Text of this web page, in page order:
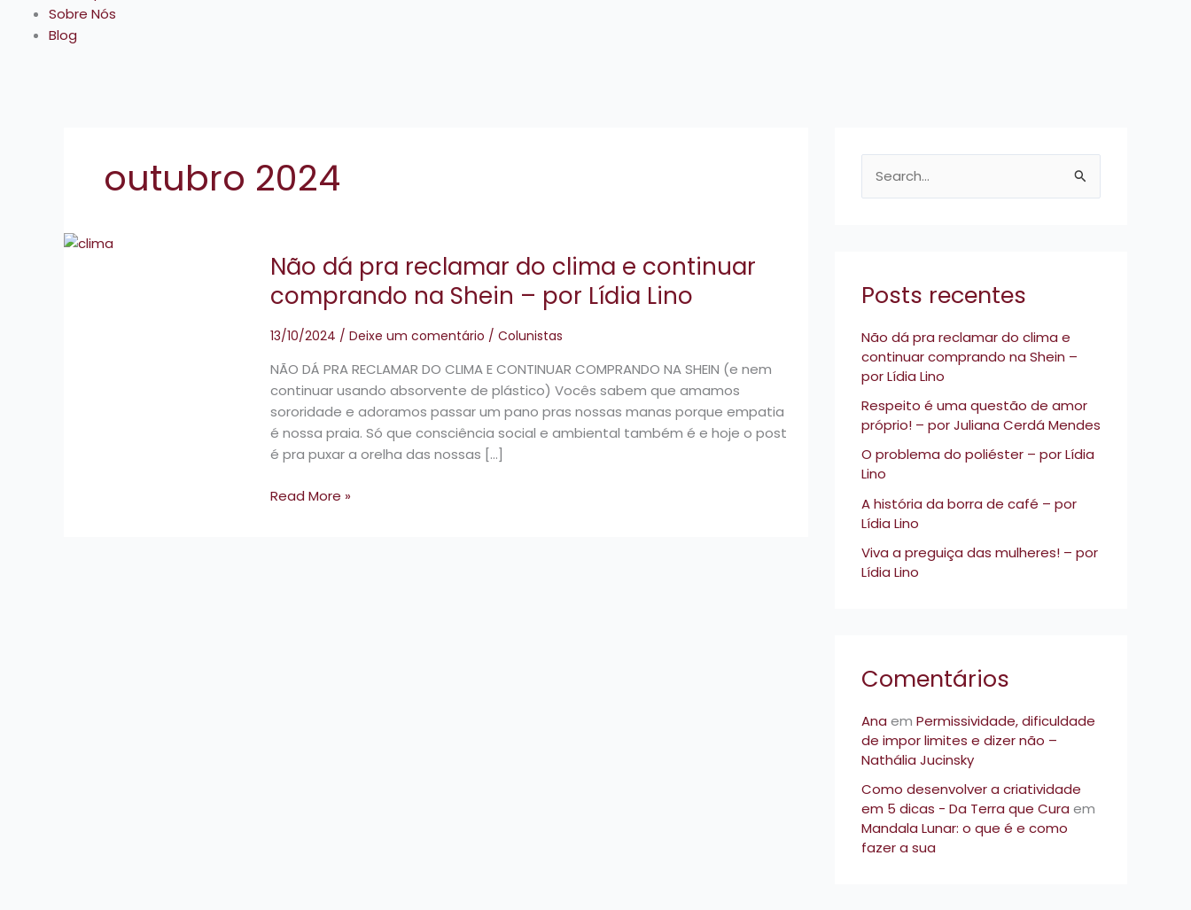
Sobre Nós
Blog
outubro 2024
Não dá pra reclamar do clima e continuar
comprando na Shein – por Lídia Lino
13/10/2024 / Deixe um comentário / Colunistas
NÃO DÁ PRA RECLAMAR DO CLIMA E CONTINUAR COMPRANDO NA SHEIN (e nem
continuar usando absorvente de plástico) Vocês sabem que amamos
sororidade e adoramos passar um pano pras nossas manas porque empatia
é nossa praia. Só que consciência social e ambiental também é e hoje o post
é pra puxar a orelha das nossas […]
dá
reclamar
do
clima
e
continuar
comprando
na
Shein
por
Read More »
u
s
a
r
Posts recentes
Não dá pra reclamar do clima e
continuar comprando na Shein –
por Lídia Lino
Respeito é uma questão de amor
próprio! – por Juliana Cerdá Mendes
O problema do poliéster – por Lídia
Lino
A história da borra de café – por
Lídia Lino
Viva a preguiça das mulheres! – por
Lídia Lino
Comentários
Ana em Permissividade, dificuldade
de impor limites e dizer não –
Nathália Jucinsky
Como desenvolver a criatividade
em 5 dicas - Da Terra que Cura em
Mandala Lunar: o que é e como
fazer a sua